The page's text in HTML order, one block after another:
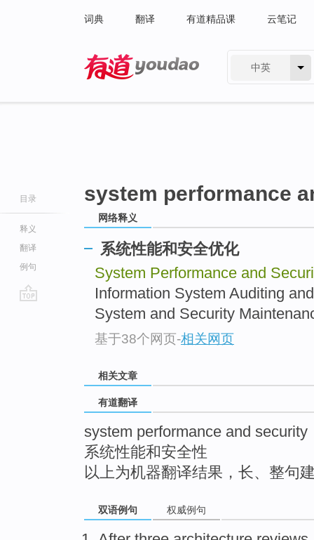
词典 翻译 有道精品课 云笔记
中英
目录
释义
翻译
例句
system performance
网络释义
系统性能和安全优化
System Performance and
Information System Auditing
System and Security
基于38个网页-相关网页
相关文章
有道翻译
system performance and security
系统性能和安全性
以上为机器翻译结果，长、整句
双语例句 权威例句